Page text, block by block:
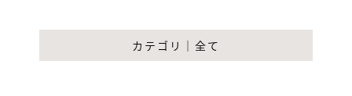
カテゴリ｜全て